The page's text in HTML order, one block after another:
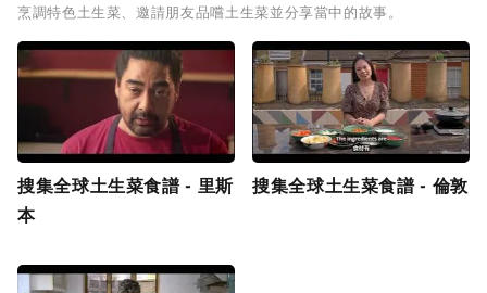
烹調特色土生菜、邀請朋友品嚐土生菜並分享當中的故事。
搜集全球土生菜食譜 - 里斯
本
搜集全球土生菜食譜 - 倫敦